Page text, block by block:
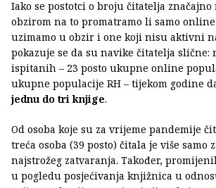
Iako se postotci o broju čitatelja
obzirom na to promatramo li samo
uzimamo u obzir i one koji nisu aktivni
pokazuje se da su navike čitatelja slične:
ispitanih – 23 posto ukupne online
ukupne populacije RH – tijekom godine
jednu do tri knjige.
Od osoba koje su za vrijeme pandemije
treća osoba (39 posto) čitala je više samo
najstrožeg zatvaranja. Također,
u pogledu posjećivanja knjižnica u